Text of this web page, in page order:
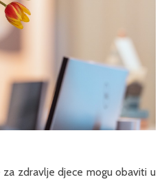
zdravlje djece mogu obaviti u